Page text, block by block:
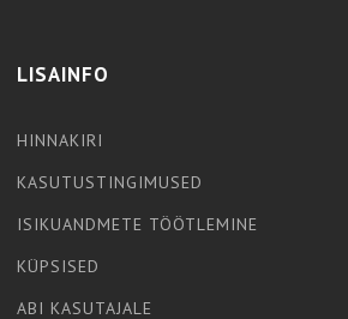
LISAINFO
HINNAKIRI
KASUTUSTINGIMUSED
ISIKUANDMETE TÖÖTLEMINE
KÜPSISED
ABI KASUTAJALE